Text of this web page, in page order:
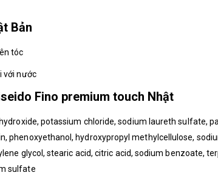
Bản
tóc
với nước
Fino premium touch Nhật
potassium chloride, sodium laureth sulfate,
phenoxyethanol, hydroxypropyl methylcellulose,
glycol, stearic acid, citric acid, sodium benzoate,
sulfate